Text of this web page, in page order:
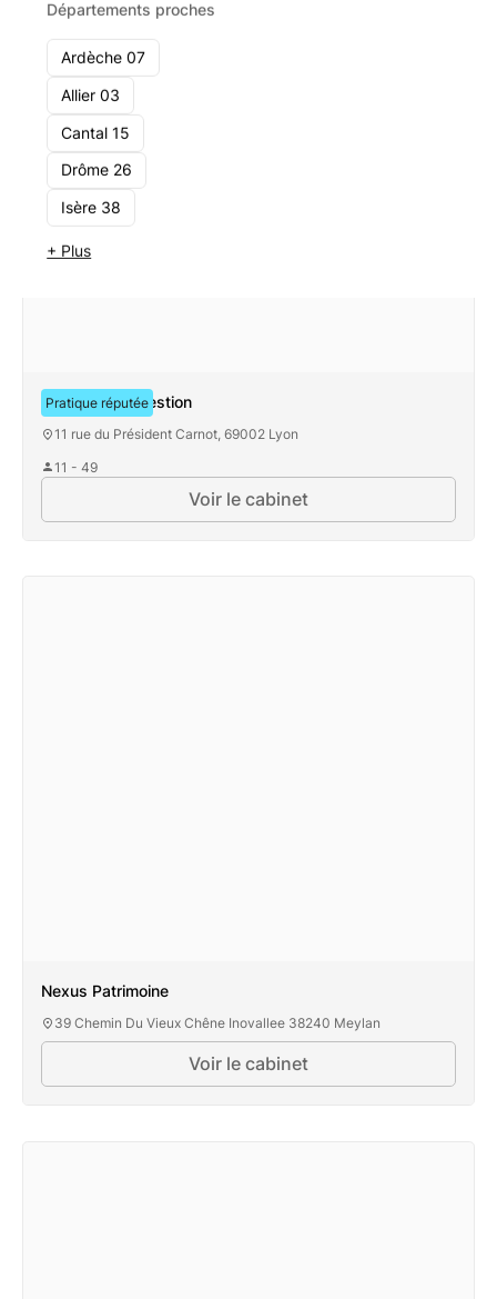
Départements proches
Ardèche 07
Allier 03
Cantal 15
Drôme 26
Isère 38
+ Plus
Patrimoine & Gestion
11 rue du Président Carnot, 69002 Lyon
11 - 49
Pratique réputée
Voir le cabinet
Nexus Patrimoine
39 Chemin Du Vieux Chêne Inovallee 38240 Meylan
Voir le cabinet